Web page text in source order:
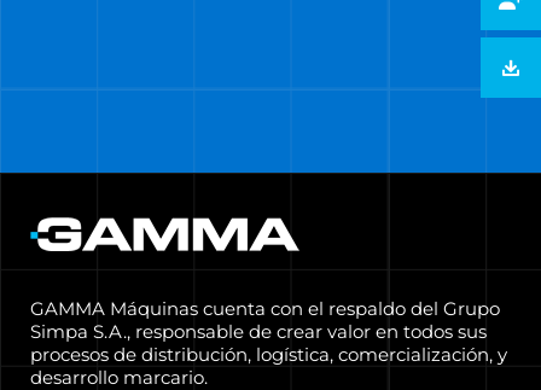
GAMMA Máquinas cuenta con el respaldo del Grupo
Simpa S.A., responsable de crear valor en todos sus
procesos de distribución, logística, comercialización, y
desarrollo marcario.